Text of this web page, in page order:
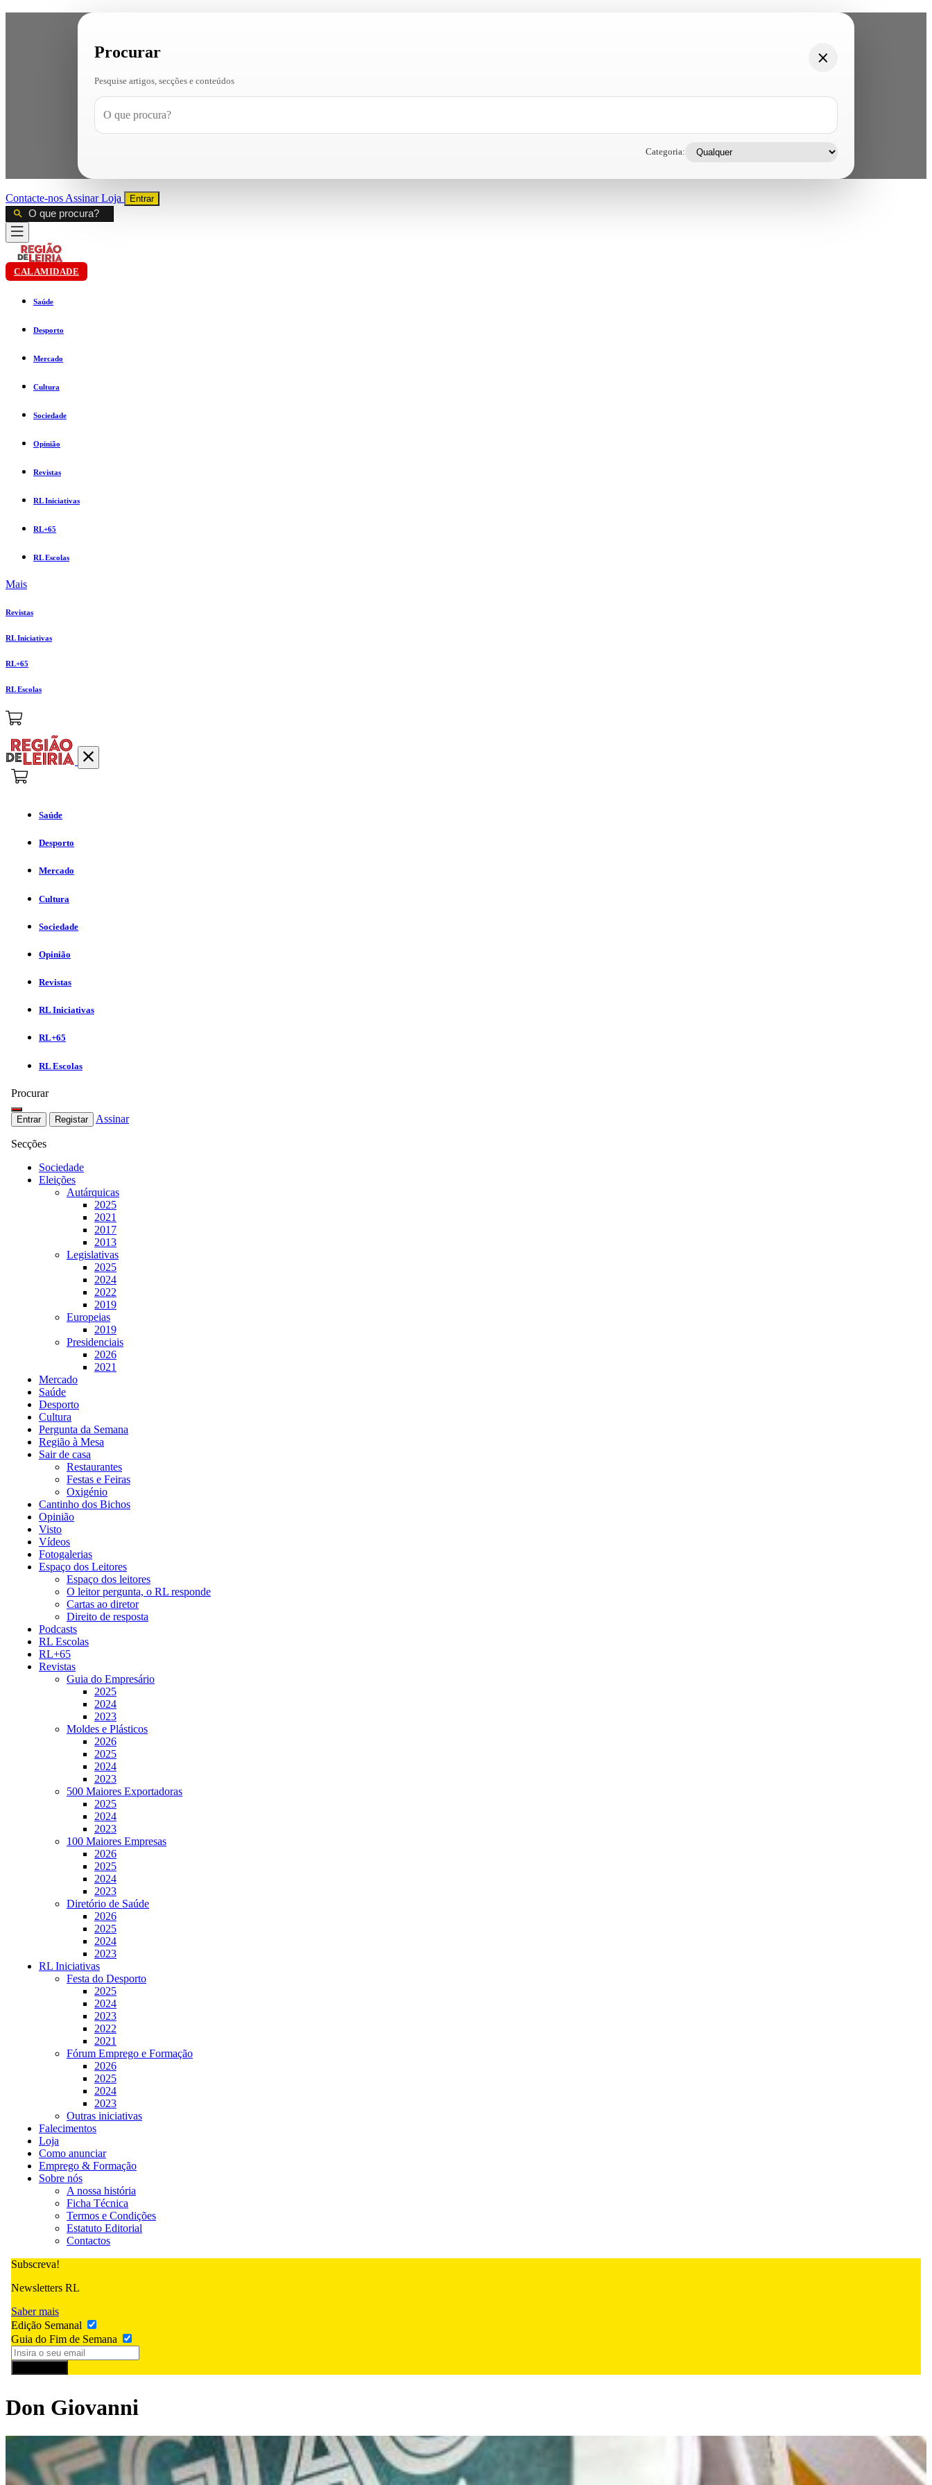
Procurar
Pesquise artigos, secções e conteúdos
Categoria:
Contacte-nos AssinarLoja Entrar
CALAMIDADE
Saúde
Desporto
Mercado
Cultura
Sociedade
Opinião
Revistas
RL Iniciativas
RL+65
RL Escolas
Mais
Revistas
RL Iniciativas
RL+65
RL Escolas
Saúde
Desporto
Mercado
Cultura
Sociedade
Opinião
Revistas
RL Iniciativas
RL+65
RL Escolas
Procurar
Entrar Registar Assinar
Secções
Sociedade
Eleições
Autárquicas
2025
2021
2017
2013
Legislativas
2025
2024
2022
2019
Europeias
2019
Presidenciais
2026
2021
Mercado
Saúde
Desporto
Cultura
Pergunta da Semana
Região à Mesa
Sair de casa
Restaurantes
Festas e Feiras
Oxigénio
Cantinho dos Bichos
Opinião
Visto
Vídeos
Fotogalerias
Espaço dos Leitores
Espaço dos leitores
O leitor pergunta, o RL responde
Cartas ao diretor
Direito de resposta
Podcasts
RL Escolas
RL+65
Revistas
Guia do Empresário
2025
2024
2023
Moldes e Plásticos
2026
2025
2024
2023
500 Maiores Exportadoras
2025
2024
2023
100 Maiores Empresas
2026
2025
2024
2023
Diretório de Saúde
2026
2025
2024
2023
RL Iniciativas
Festa do Desporto
2025
2024
2023
2022
2021
Fórum Emprego e Formação
2026
2025
2024
2023
Outras iniciativas
Falecimentos
Loja
Como anunciar
Emprego & Formação
Sobre nós
A nossa história
Ficha Técnica
Termos e Condições
Estatuto Editorial
Contactos
Subscreva!
Newsletters RL
Saber mais
Edição Semanal
Guia do Fim de Semana
Don Giovanni